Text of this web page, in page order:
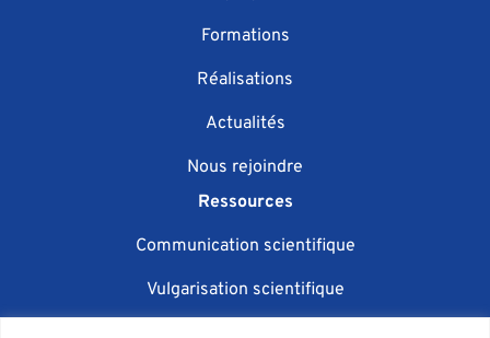
Formations
Réalisations
Actualités
Nous rejoindre
Ressources
Communication scientifique
Vulgarisation scientifique